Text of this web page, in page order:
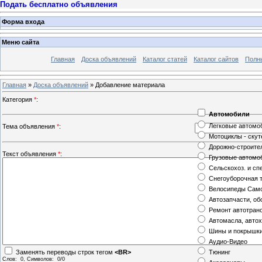
Подать бесплатно объявления
Форма входа
Меню сайта
Главная Доска объявлений Каталог статей Каталог сайтов
Главная » Доска объявлений » Добавление материала
Категория *:
Автомобили
Легковые
Мотоциклы -
Дорожно-
Грузовые
Сельскохоз. и
Снегоуборочная
Велосипеды
Автозапчасти,
Ремонт
Автомасла,
Шины и
Аудио-Видео
Тюнинг
Тема объявления *:
Текст объявления *:
Заменять переводы строк тегом <BR>
Слов: 0 , Символов: 0/0